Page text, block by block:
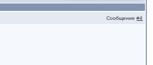
Сообщение#4